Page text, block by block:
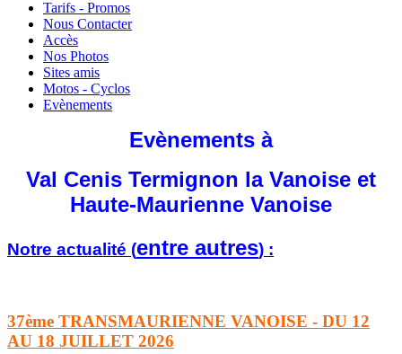
Tarifs - Promos
Nous Contacter
Accès
Nos Photos
Sites amis
Motos - Cyclos
Evènements
Evènements à
Val Cenis Termignon la Vanoise et
Haute-Maurienne Vanoise
Notre actualité (entre autres) :
37ème TRANSMAURIENNE VANOISE - DU 12
AU 18 JUILLET 2026